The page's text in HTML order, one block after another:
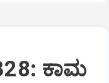
ಕಾಮ